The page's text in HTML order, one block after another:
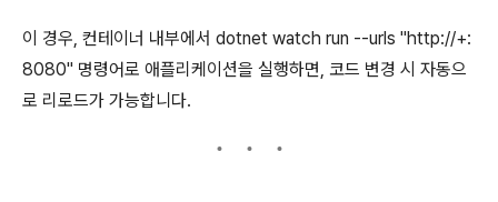
이 경우, 컨테이너 내부에서 dotnet watch run --urls "http://+:
8080" 명령어로 애플리케이션을 실행하면, 코드 변경 시 자동으
로 리로드가 가능합니다.